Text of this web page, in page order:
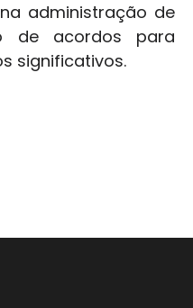
administração de
de acordos para
significativos.